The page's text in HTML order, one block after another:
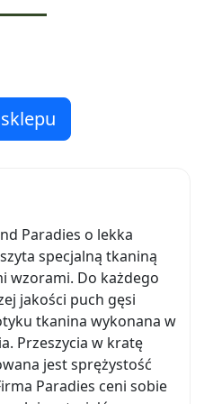
Paradies o lekka
specjalną tkaniną
wzorami. Do każdego
jakości puch gęsi
tkanina wykonana w
Przeszycia w kratę
jest sprężystość
Paradies ceni sobie